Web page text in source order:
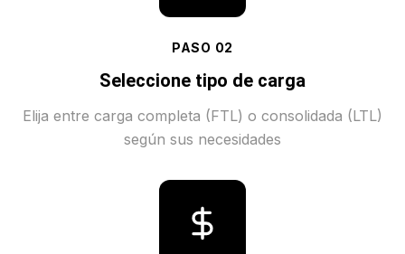
PASO 02
Seleccione tipo de carga
Elija entre carga completa (FTL) o consolidada (LTL)
según sus necesidades